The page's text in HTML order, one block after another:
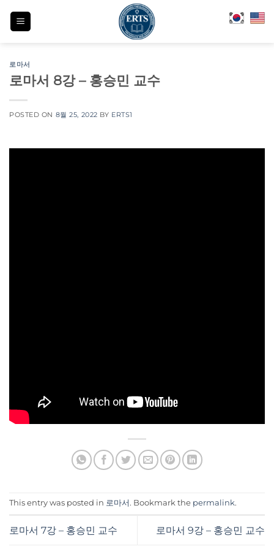
로마서
로마서 8강 – 홍승민 교수
POSTED ON 8월 25, 2022 BY ERTS1
This entry was posted in 로마서. Bookmark the permalink.
로마서 7강 – 홍승민 교수 로마서 9강 – 홍승민 교수